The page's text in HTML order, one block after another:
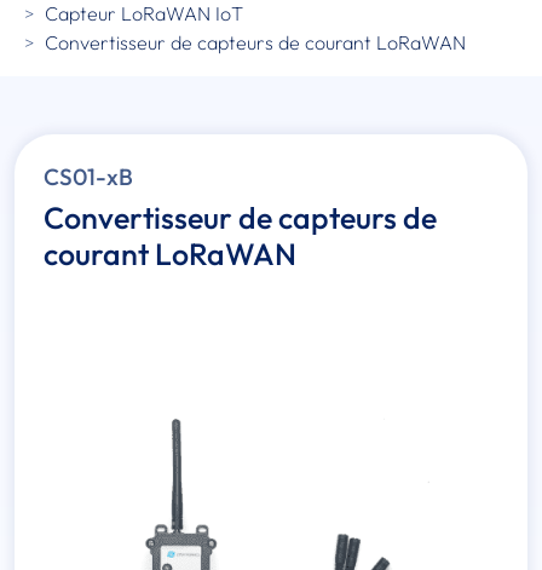
Capteur LoRaWAN IoT
Convertisseur de capteurs de courant LoRaWAN
CS01-xB
Convertisseur de capteurs de
courant LoRaWAN